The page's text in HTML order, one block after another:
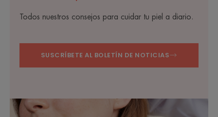
Todos nuestros consejos para cuidar tu piel a diario.
SUSCRÍBETE AL BOLETÍN DE NOTICIAS